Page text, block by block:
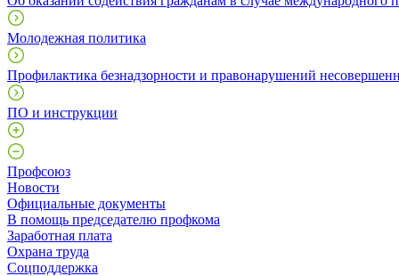
Молодежная политика
Профилактика безнадзорности и правонарушений
ПО и инструкции
Профcоюз
Новости
Официальные документы
В помощь председателю профкома
Заработная плата
Охрана труда
Соцподдержка